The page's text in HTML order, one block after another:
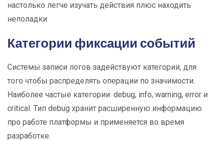
настолько легче изучать действия плюс находить
неполадки.
Категории фиксации событий
Системы записи логов задействуют категории, для
того чтобы распределять операции по значимости.
Наиболее частые категории: debug, info, warning, error и
critical. Тип debug хранит расширенную информацию
про работе платформы и применяется во время
разработке.